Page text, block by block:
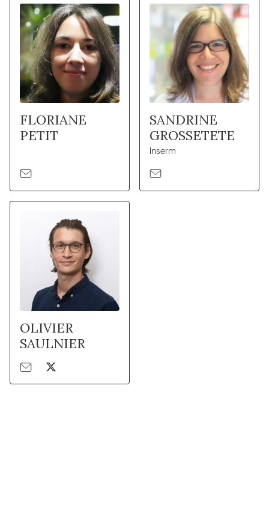
FLORIANE
PETIT
SANDRINE
GROSSETETE
Inserm
OLIVIER
SAULNIER